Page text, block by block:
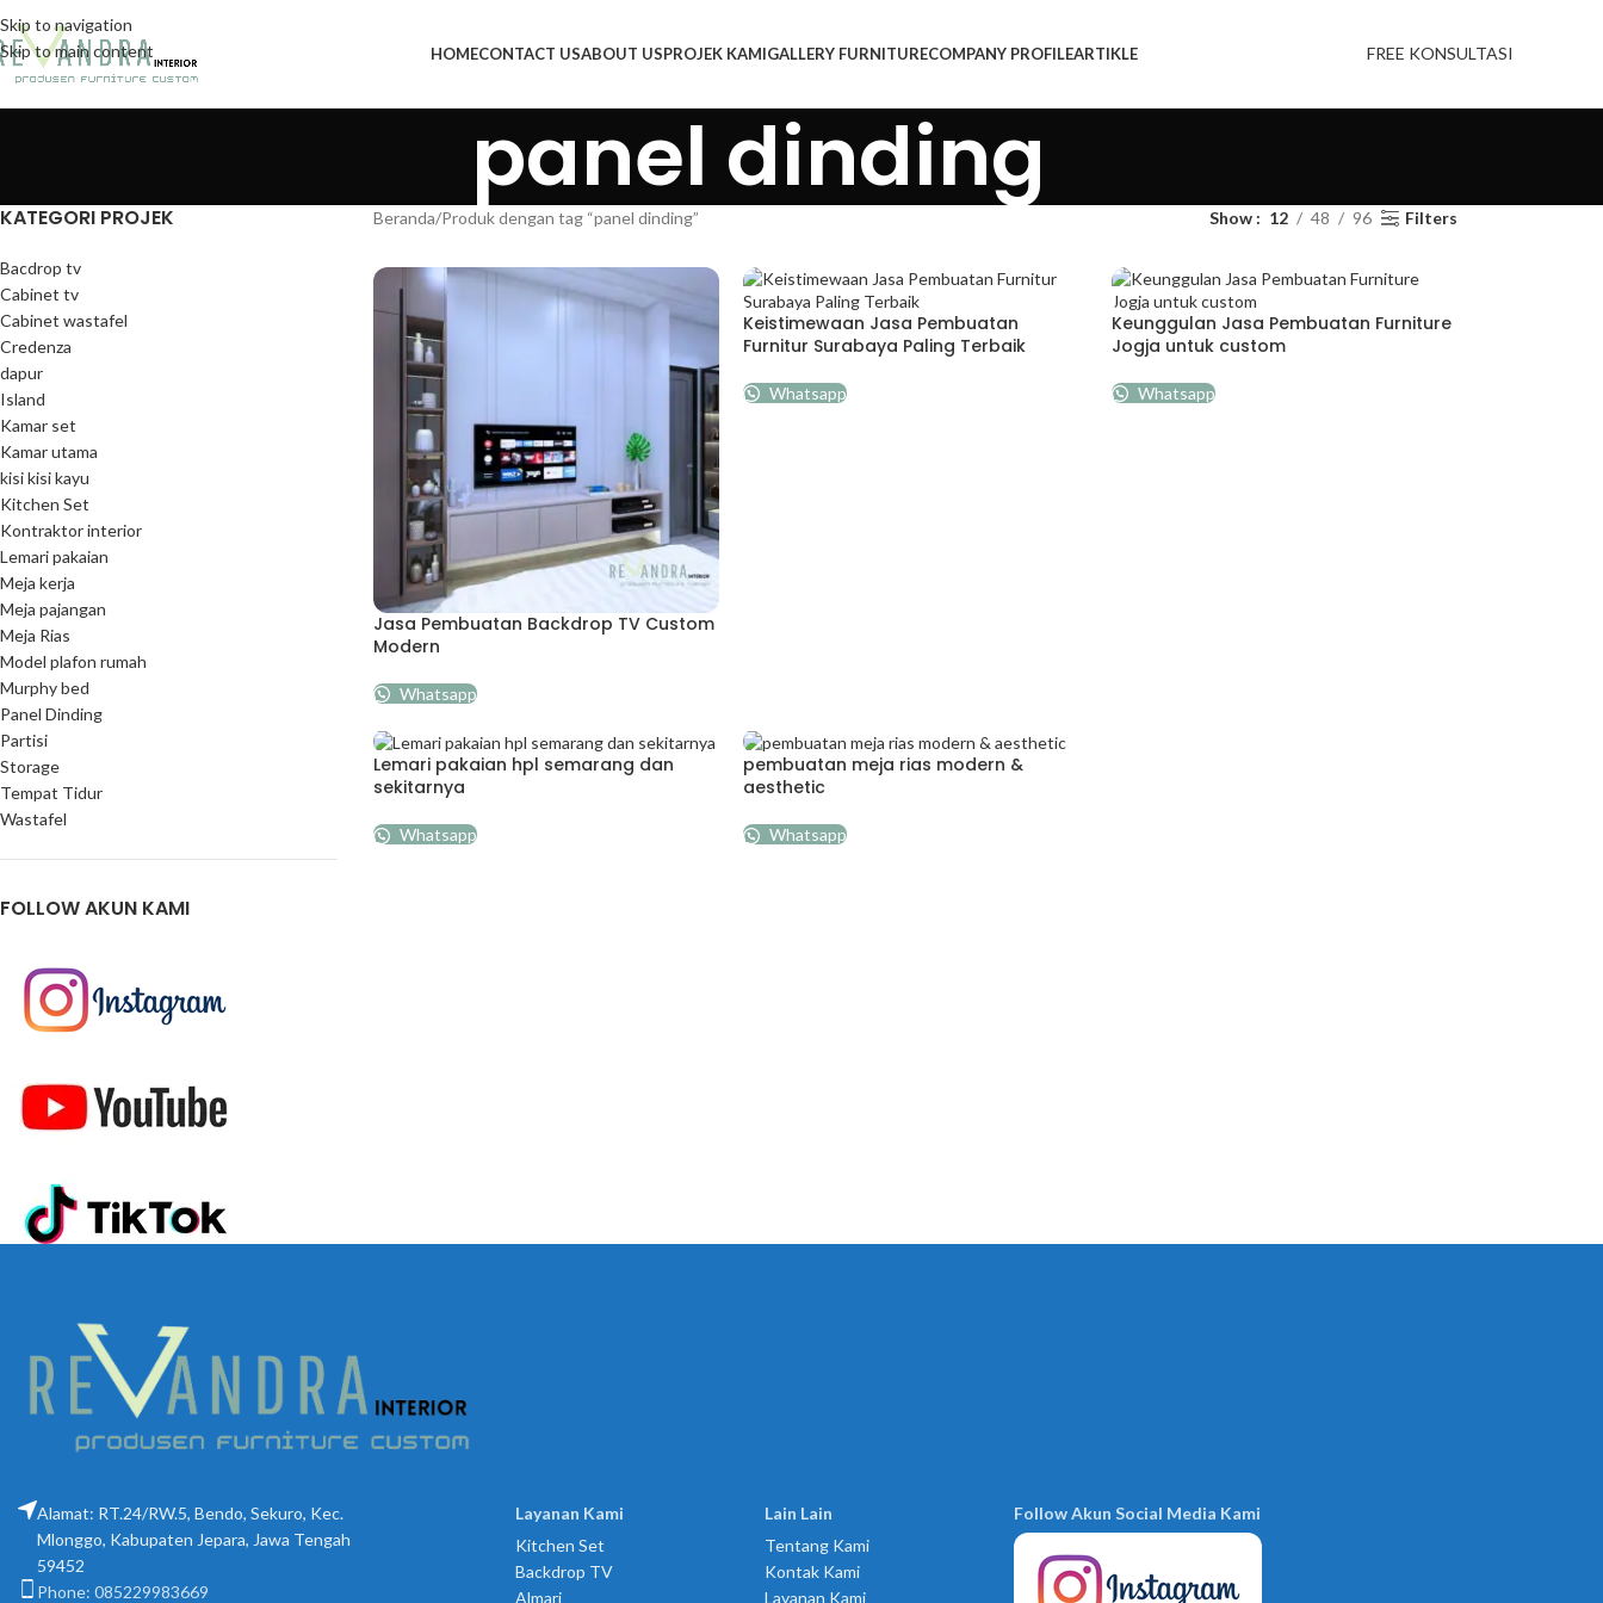
Skip to navigation
Skip to main content
HOMECONTACT USABOUT USPROJEK KAMIGALLERY FURNITURECOMPANY PROFILEARTIKLE FREE KONSULTASI
panel dinding
KATEGORI PROJEK
Bacdrop tv
Cabinet tv
Cabinet wastafel
Credenza
dapur
Island
Kamar set
Kamar utama
kisi kisi kayu
Kitchen Set
Kontraktor interior
Lemari pakaian
Meja kerja
Meja pajangan
Meja Rias
Model plafon rumah
Murphy bed
Panel Dinding
Partisi
Storage
Tempat Tidur
Wastafel
FOLLOW AKUN KAMI
Beranda Produk dengan tag “panel dinding” Show 12 48 96 Filters
Jasa Pembuatan Backdrop TV Custom
Modern
Whatsapp
Keistimewaan Jasa Pembuatan
Furnitur Surabaya Paling Terbaik
Whatsapp
Keunggulan Jasa Pembuatan Furniture
Jogja untuk custom
Whatsapp
Lemari pakaian hpl semarang dan
sekitarnya
Whatsapp
pembuatan meja rias modern &
aesthetic
Whatsapp
Alamat: RT.24/RW.5, Bendo, Sekuro, Kec.
Mlonggo, Kabupaten Jepara, Jawa Tengah
59452
Phone: 085229983669
Layanan Kami
Kitchen Set
Backdrop TV
Almari
Lain Lain
Tentang Kami
Kontak Kami
Layanan Kami
Follow Akun Social Media Kami